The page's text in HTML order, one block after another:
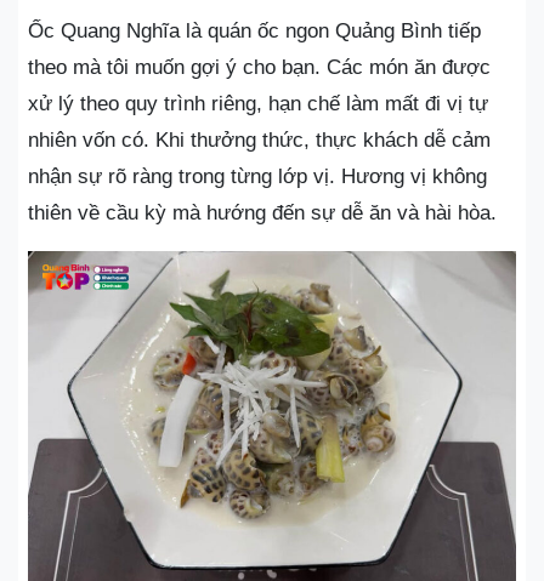
Ốc Quang Nghĩa là quán ốc ngon Quảng Bình tiếp
theo mà tôi muốn gợi ý cho bạn. Các món ăn được
xử lý theo quy trình riêng, hạn chế làm mất đi vị tự
nhiên vốn có. Khi thưởng thức, thực khách dễ cảm
nhận sự rõ ràng trong từng lớp vị. Hương vị không
thiên về cầu kỳ mà hướng đến sự dễ ăn và hài hòa.